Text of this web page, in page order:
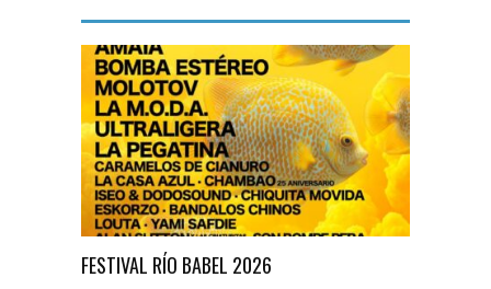
FESTIVAL RÍO BABEL 2026